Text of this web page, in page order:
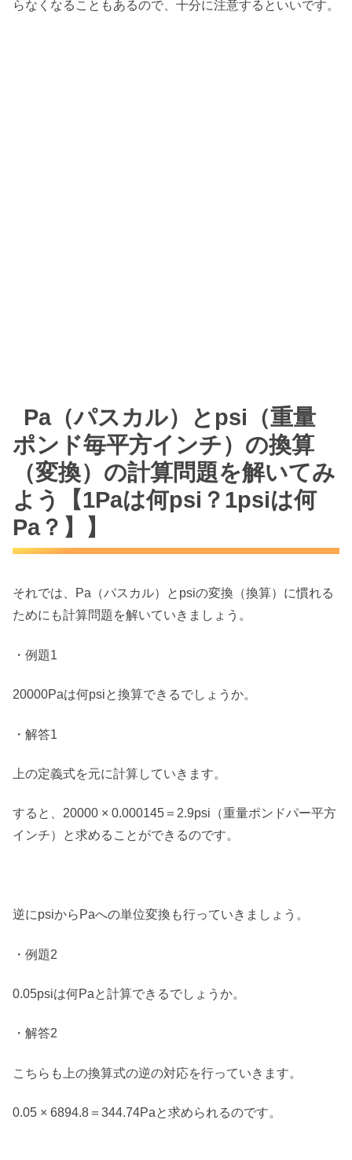
らなくなることもあるので、十分に注意するといいです。
Pa（パスカル）とpsi（重量
ポンド毎平方インチ）の換算
（変換）の計算問題を解いてみ
よう【1Paは何psi？1psiは何
Pa？】】
それでは、Pa（パスカル）とpsiの変換（換算）に慣れる
ためにも計算問題を解いていきましょう。
・例題1
20000Paは何psiと換算できるでしょうか。
・解答1
上の定義式を元に計算していきます。
すると、20000 × 0.000145＝2.9psi（重量ポンドパー平方
インチ）と求めることができるのです。
逆にpsiからPaへの単位変換も行っていきましょう。
・例題2
0.05psiは何Paと計算できるでしょうか。
・解答2
こちらも上の換算式の逆の対応を行っていきます。
0.05 × 6894.8＝344.74Paと求められるのです。